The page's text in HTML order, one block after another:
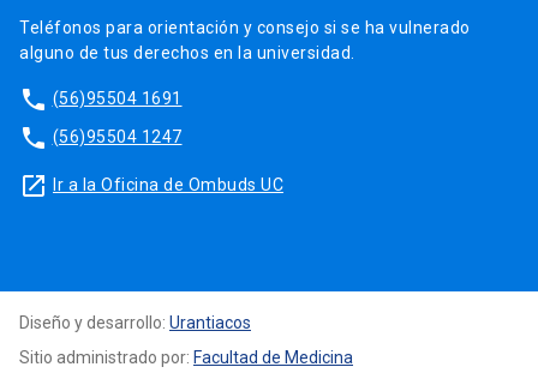
Teléfonos para orientación y consejo si se ha vulnerado
alguno de tus derechos en la universidad.
phone (56)95504 1691
phone (56)95504 1247
launch Ir a la Oficina de Ombuds UC
Diseño y desarrollo: Urantiacos
Sitio administrado por: Facultad de Medicina